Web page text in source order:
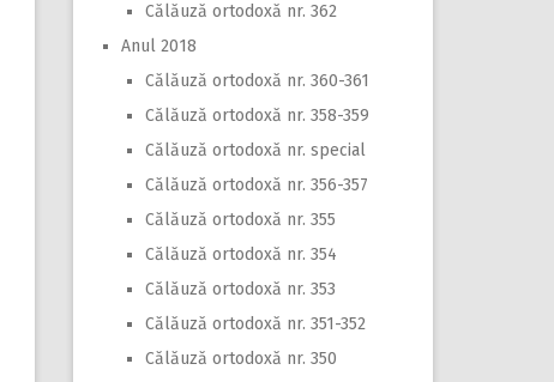
Călăuză ortodoxă nr. 362
Anul 2018
Călăuză ortodoxă nr. 360-361
Călăuză ortodoxă nr. 358-359
Călăuză ortodoxă nr. special
Călăuză ortodoxă nr. 356-357
Călăuză ortodoxă nr. 355
Călăuză ortodoxă nr. 354
Călăuză ortodoxă nr. 353
Călăuză ortodoxă nr. 351-352
Călăuză ortodoxă nr. 350